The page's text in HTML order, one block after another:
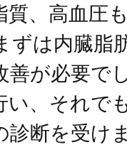
質、高血圧
ずは内臓脂
善が必要で
い、それで
診断を受け